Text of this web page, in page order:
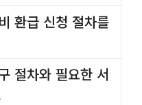
환급 신청 절차를
절차와 필요한 서